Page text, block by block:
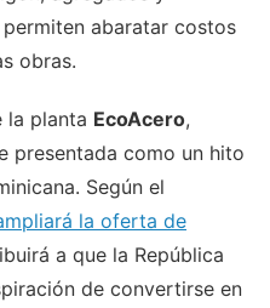
abaratar costos
obras.
la planta EcoAcero,
presentada como un hito
Según el
la oferta de
a que la República
de convertirse en